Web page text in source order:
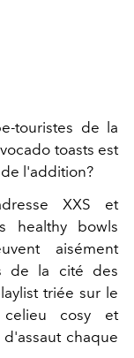
touristes de la
toasts est
l'addition?
XXS et
healthy bowls
aisément
de la cité des
triée sur le
cosy et
chaque